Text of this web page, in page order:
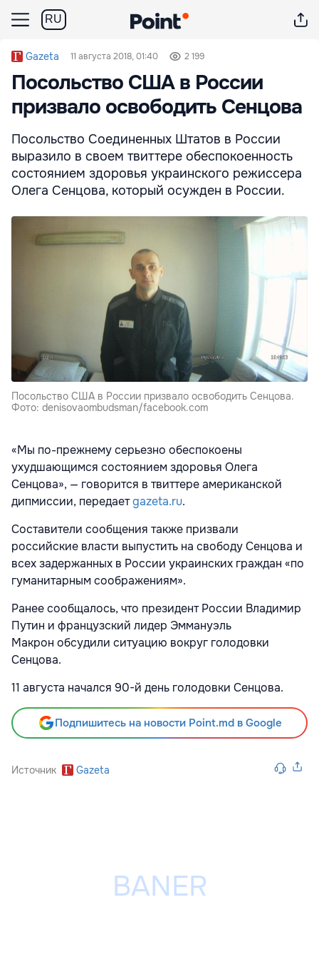
RU
Gazeta 11 августа 2018, 01:40 2 199
Посольство США в России
призвало освободить Сенцова
Посольство Соединенных Штатов в России
выразило в своем твиттере обеспокоенность
состоянием здоровья украинского режиссера
Олега Сенцова, который осужден в России.
Посольство США в России призвало освободить Сенцова.
Фото: denisovaombudsman/facebook.com
«Мы по-прежнему серьезно обеспокоены
ухудшающимся состоянием здоровья Олега
Сенцова», — говорится в твиттере американской
дипмиссии, передаетgazeta.ru.
Составители сообщения также призвали
российские власти выпустить на свободу Сенцова и
всех задержанных в России украинских граждан «по
гуманитарным соображениям».
Ранее сообщалось, что президент России Владимир
Путин и французский лидер Эммануэль
Макрон обсудили ситуацию вокруг голодовки
Сенцова.
11 августа начался 90-й день голодовки Сенцова.
Подпишитесь на новости Point.md в Google
Источник Gazeta